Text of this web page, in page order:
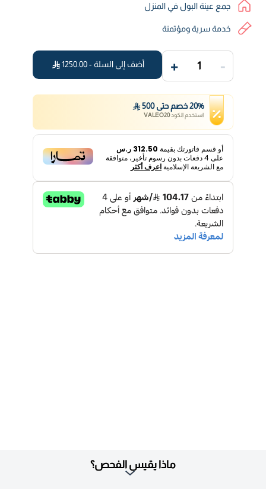
جمع عينة البول في المنزل
خدمة سرية ومؤتمنة
-
1
+ أضف إلى السلة -1250.00
20% خصم حتى 500
استخدم الكود VALEO20
أو قسم فاتورتك بقيمة 312.50 ر.س
على4دفعات بدون رسوم تأخير، متوافقة
مع الشريعة الإسلاميةاعرف أكثر
ماذا يقيس الفحص؟